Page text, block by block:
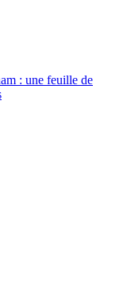
: une feuille de